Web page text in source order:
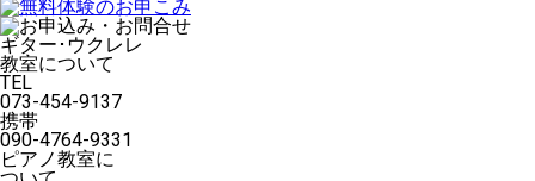
ギター･ウクレレ
教室について
TEL
073-454-9137
携帯
090-4764-9331
ピアノ教室に